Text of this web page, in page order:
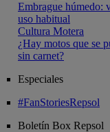
Embrague húmedo:
uso habitual
Cultura Motera
¿Hay motos que se
sin carnet?
Especiales
#FanStoriesRepsol
Boletín Box Repsol